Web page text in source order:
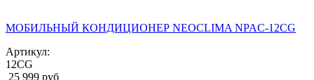
МОБИЛЬНЫЙ КОНДИЦИОНЕР NEOCLIMA NPAC-12CG
Артикул:
12CG
25 999 руб